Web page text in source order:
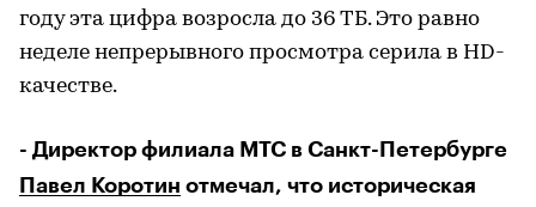
году эта цифра возросла до 36 ТБ. Это равно
неделе непрерывного просмотра серила в HD-
качестве.
- Директор филиала МТС в Санкт-Петербурге
Павел Коротин отмечал, что историческая